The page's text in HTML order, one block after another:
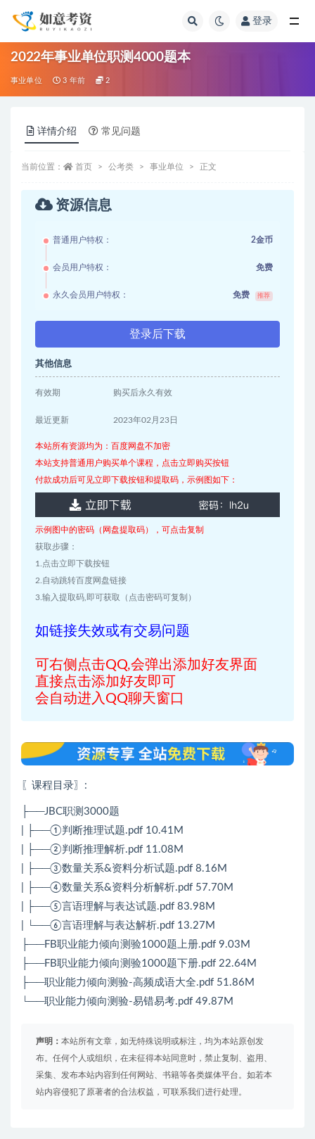
登录
2022年事业单位职测4000题本
事业单位 3 年前 2
详情介绍 常见问题
当前位置： 首页 公考类 事业单位 正文
资源信息
普通用户特权： 2金币
会员用户特权： 免费
永久会员用户特权： 免费 推荐
登录后下载
其他信息
有效期 购买后永久有效
最近更新 2023年02月23日
本站所有资源均为：百度网盘不加密
本站支持普通用户购买单个课程，点击立即购买按钮
付款成功后可见立即下载按钮和提取码，示例图如下：
示例图中的密码（网盘提取码），可点击复制
获取步骤：
1.点击立即下载按钮
2.自动跳转百度网盘链接
3.输入提取码,即可获取（点击密码可复制）
如链接失效或有交易问题
可右侧点击QQ,会弹出添加好友界面
直接点击添加好友即可
会自动进入QQ聊天窗口
〖课程目录〗 :
├──JBC职测3000题
| ├──①判断推理试题.pdf 10.41M
| ├──②判断推理解析.pdf 11.08M
| ├──③数量关系&资料分析试题.pdf 8.16M
| ├──④数量关系&资料分析解析.pdf 57.70M
| ├──⑤言语理解与表达试题.pdf 83.98M
| └──⑥言语理解与表达解析.pdf 13.27M
├──FB职业能力倾向测验1000题上册.pdf 9.03M
├──FB职业能力倾向测验1000题下册.pdf 22.64M
├──职业能力倾向测验-高频成语大全.pdf 51.86M
└──职业能力倾向测验-易错易考.pdf 49.87M
声明： 本站所有文章，如无特殊说明或标注，均为本站原创发
布。任何个人或组织，在未征得本站同意时，禁止复制、盗用、
采集、发布本站内容到任何网站、书籍等各类媒体平台。如若本
站内容侵犯了原著者的合法权益，可联系我们进行处理。